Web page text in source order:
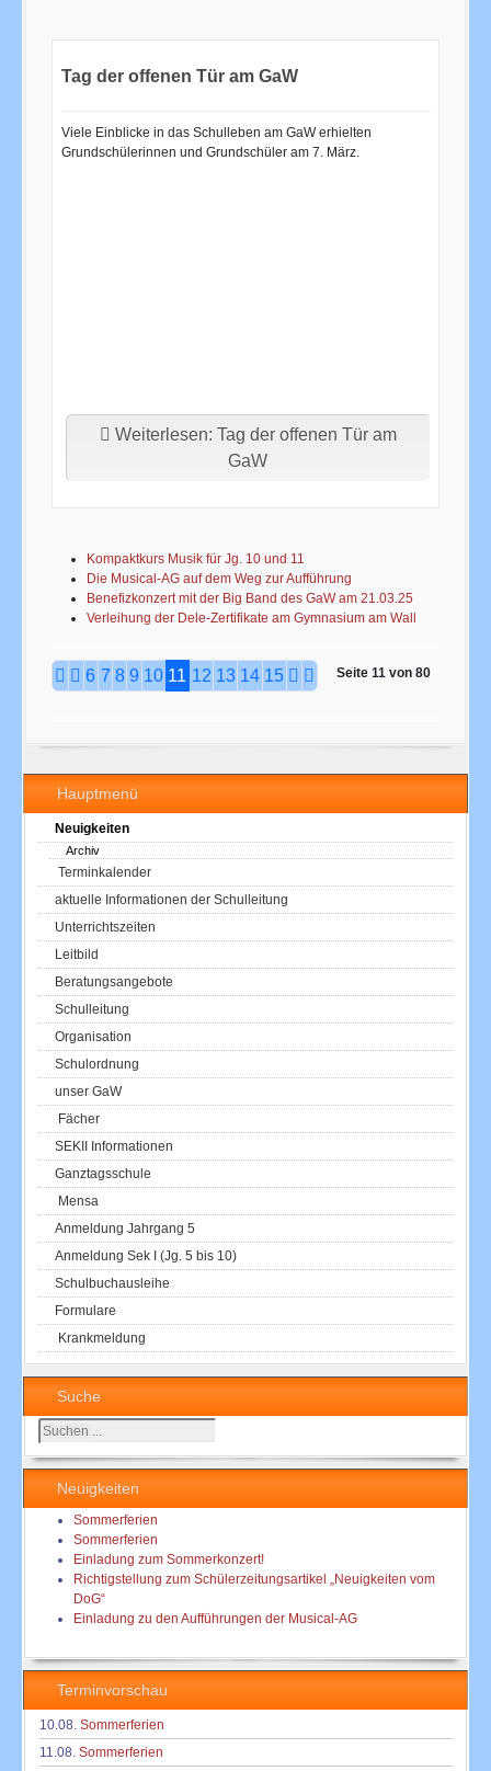
Hauptmenü
Neuigkeiten
Archiv
Terminkalender
aktuelle Informationen der Schulleitung
Unterrichtszeiten
Leitbild
Beratungsangebote
Schulleitung
Organisation
Schulordnung
unser GaW
Fächer
SEKII Informationen
Ganztagsschule
Mensa
Anmeldung Jahrgang 5
Anmeldung Sek I (Jg. 5 bis 10)
Schulbuchausleihe
Formulare
Krankmeldung
Suche
Suchen
...
Neuigkeiten
Sommerferien
Sommerferien
Einladung zum Sommerkonzert!
Richtigstellung zum Schülerzeitungsartikel „Neuigkeiten vom
DoG“
Einladung zu den Aufführungen der Musical-AG
Terminvorschau
10.08. Sommerferien
11.08. Sommerferien
Tag der offenen Tür am GaW
Viele Einblicke in das Schulleben am GaW erhielten
Grundschülerinnen und Grundschüler am 7. März.
Weiterlesen: Tag der offenen Tür am
GaW
Kompaktkurs Musik für Jg. 10 und 11
Die Musical-AG auf dem Weg zur Aufführung
Benefizkonzert mit der Big Band des GaW am 21.03.25
Verleihung der Dele-Zertifikate am Gymnasium am Wall
Seite 11 von 80
6 7 8 9 10 11 12 13 14 15